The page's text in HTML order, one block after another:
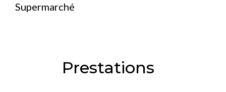
Supermarché
Prestations